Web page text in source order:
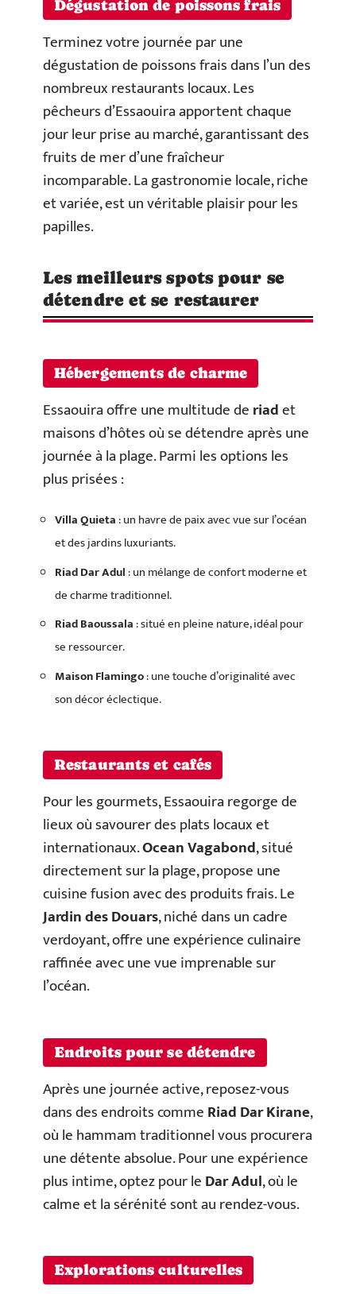
Dégustation de poissons frais
Terminez votre journée par une
dégustation de poissons frais dans l’un des
nombreux restaurants locaux. Les
pêcheurs d’Essaouira apportent chaque
jour leur prise au marché, garantissant des
fruits de mer d’une fraîcheur
incomparable. La gastronomie locale, riche
et variée, est un véritable plaisir pour les
papilles.
Les meilleurs spots pour se
détendre et se restaurer
Hébergements de charme
Essaouira offre une multitude deriadet
maisons d’hôtes où se détendre après une
journée à la plage. Parmi les options les
plus prisées :
Villa Quieta: un havre de paix avec vue sur l’océan
et des jardins luxuriants.
Riad Dar Adul: un mélange de confort moderne et
de charme traditionnel.
Riad Baoussala: situé en pleine nature, idéal pour
se ressourcer.
Maison Flamingo: une touche d’originalité avec
son décor éclectique.
Restaurants et cafés
Pour les gourmets, Essaouira regorge de
lieux où savourer des plats locaux et
internationaux.Ocean Vagabond, situé
directement sur la plage, propose une
cuisine fusion avec des produits frais. Le
Jardin des Douars, niché dans un cadre
verdoyant, offre une expérience culinaire
raffinée avec une vue imprenable sur
l’océan.
Endroits pour se détendre
Après une journée active, reposez-vous
dans des endroits commeRiad Dar Kirane,
où le hammam traditionnel vous procurera
une détente absolue. Pour une expérience
plus intime, optez pour leDar Adul, où le
calme et la sérénité sont au rendez-vous.
Explorations culturelles